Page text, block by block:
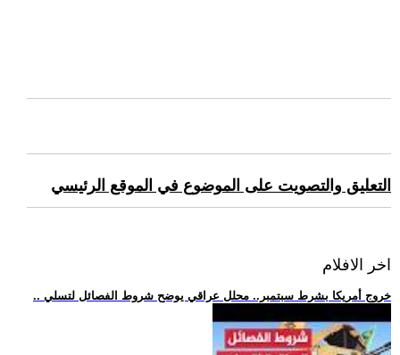
التعليق والتصويت على الموضوع في الموقع الرئيسي
اخر الافلام
.. خروج أمريكا بشرط سبتمبر.. محلل عراقي يوضح شروط الفصائل لتسلي